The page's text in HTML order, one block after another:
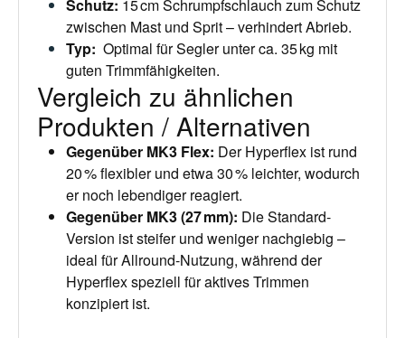
Schutz: 15 cm Schrumpfschlauch zum Schutz
zwischen Mast und Sprit – verhindert Abrieb.
Typ: Optimal für Segler unter ca. 35 kg mit
guten Trimmfähigkeiten.
Vergleich zu ähnlichen
Produkten / Alternativen
Gegenüber MK3 Flex: Der Hyperflex ist rund
20 % flexiblerund etwa30 % leichter, wodurch
er noch lebendiger reagiert.
Gegenüber MK3 (27 mm): Die Standard-
Version ist steifer und weniger nachgiebig –
ideal für Allround-Nutzung, während der
Hyperflex speziell für aktives Trimmen
konzipiert ist.